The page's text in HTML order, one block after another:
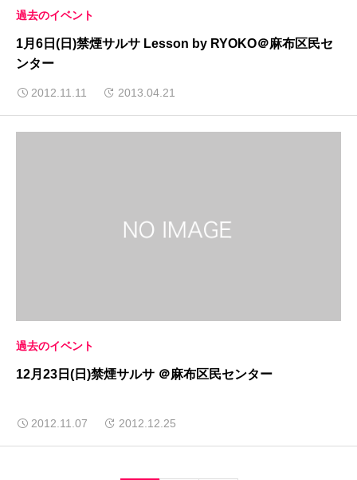
過去のイベント
1月6日(日)禁煙サルサ Lesson by RYOKO＠麻布区民セ
ンター
2012.11.11 2013.04.21
過去のイベント
12月23日(日)禁煙サルサ ＠麻布区民センター
2012.11.07 2012.12.25